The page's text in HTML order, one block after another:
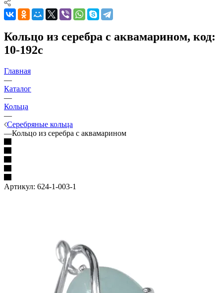
Кольцо из серебра с аквамарином, код:
10-192с
Главная
—
Каталог
—
Кольца
—
Серебряные кольца
—Кольцо из серебра с аквамарином
Артикул: 624-1-003-1